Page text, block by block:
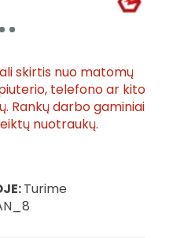
skirtis nuo matomų
telefono ar kito
Rankų darbo gaminiai
nuotraukų.
Turime